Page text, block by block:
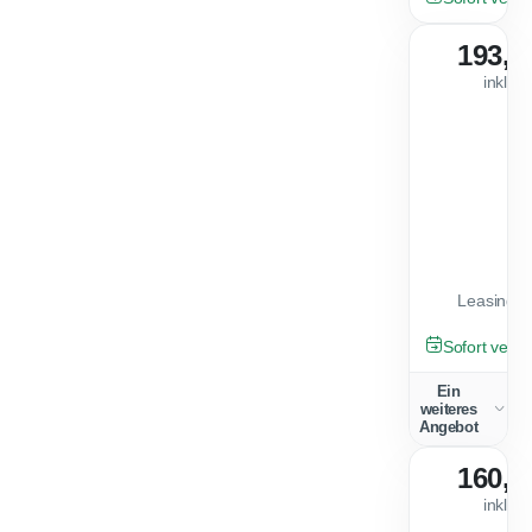
GEBRAUCHT
inkl.
Sofort
Ein
weiteres
Angebot
inkl.